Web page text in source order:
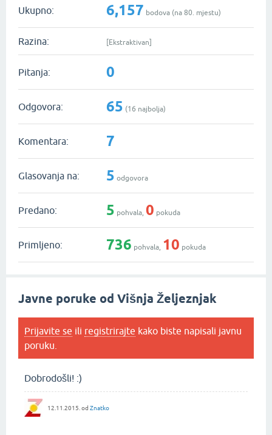
Ukupno: 6,157 bodova (na 80 . mjestu)
Razina: [Ekstraktivan]
Pitanja: 0
Odgovora: 65 (16 najbolja)
Komentara: 7
Glasovanja na: 5 odgovora
Predano: 5 pohvala, 0 pokuda
Primljeno: 736 pohvala, 10 pokuda
Javne poruke od Višnja Željeznjak
Prijavite se ili registrirajte kako biste napisali javnu
poruku.
Dobrodošli! :)
12.11.2015. od Znatko